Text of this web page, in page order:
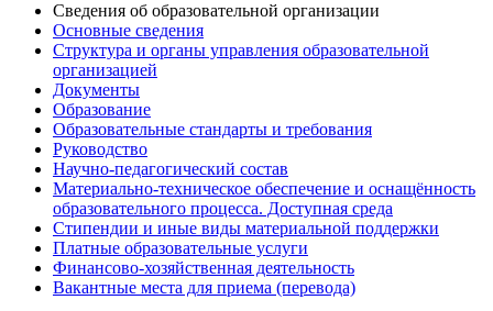
Сведения об образовательной организации
Основные сведения
Структура и органы управления образовательной
организацией
Документы
Образование
Образовательные стандарты и требования
Руководство
Научно-педагогический состав
Материально-техническое обеспечение и оснащённость
образовательного процесса. Доступная среда
Стипендии и иные виды материальной поддержки
Платные образовательные услуги
Финансово-хозяйственная деятельность
Вакантные места для приема (перевода)